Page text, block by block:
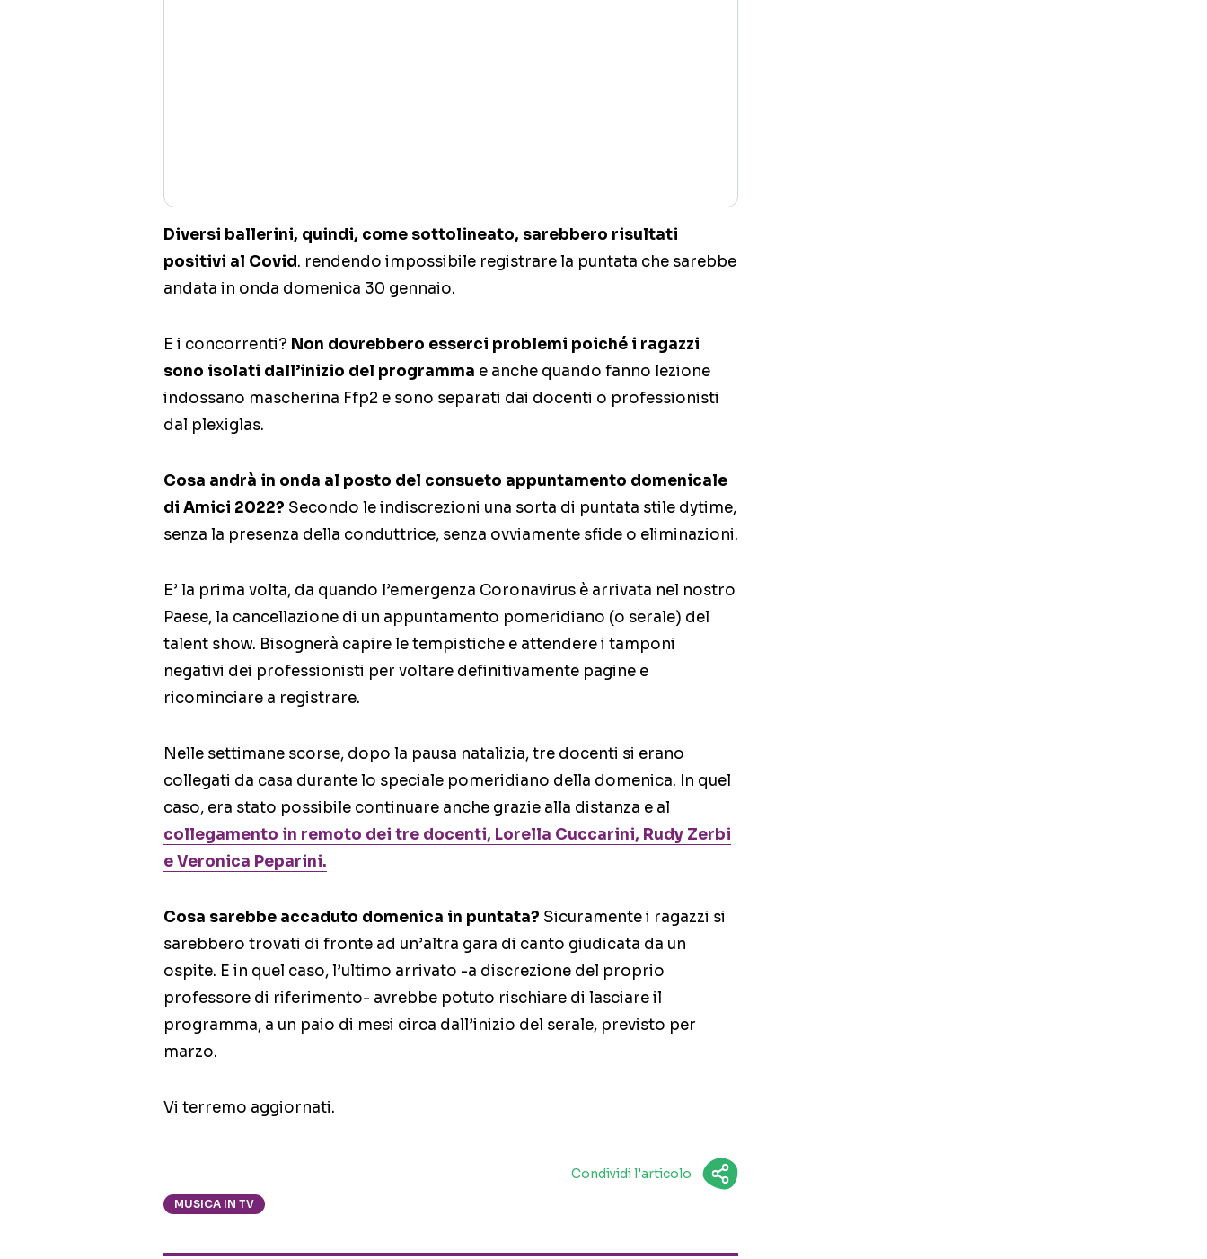
Diversi ballerini, quindi, come sottolineato, sarebbero risultati
positivi al Covid. rendendo impossibile registrare la puntata che sarebbe
andata in onda domenica 30 gennaio.
E i concorrenti? Non dovrebbero esserci problemi poiché i ragazzi
sono isolati dall’inizio del programma e anche quando fanno lezione
indossano mascherina Ffp2 e sono separati dai docenti o professionisti
dal plexiglas.
Cosa andrà in onda al posto del consueto appuntamento domenicale
di Amici 2022? Secondo le indiscrezioni una sorta di puntata stile dytime,
senza la presenza della conduttrice, senza ovviamente sfide o eliminazioni.
E’ la prima volta, da quando l’emergenza Coronavirus è arrivata nel nostro
Paese, la cancellazione di un appuntamento pomeridiano (o serale) del
talent show. Bisognerà capire le tempistiche e attendere i tamponi
negativi dei professionisti per voltare definitivamente pagine e
ricominciare a registrare.
Nelle settimane scorse, dopo la pausa natalizia, tre docenti si erano
collegati da casa durante lo speciale pomeridiano della domenica. In quel
caso, era stato possibile continuare anche grazie alla distanza e al
collegamento in remoto dei tre docenti, Lorella Cuccarini, Rudy Zerbi
e Veronica Peparini.
Cosa sarebbe accaduto domenica in puntata? Sicuramente i ragazzi si
sarebbero trovati di fronte ad un’altra gara di canto giudicata da un
ospite. E in quel caso, l’ultimo arrivato -a discrezione del proprio
professore di riferimento- avrebbe potuto rischiare di lasciare il
programma, a un paio di mesi circa dall’inizio del serale, previsto per
marzo.
Vi terremo aggiornati.
Condividi l'articolo
MUSICA IN TV